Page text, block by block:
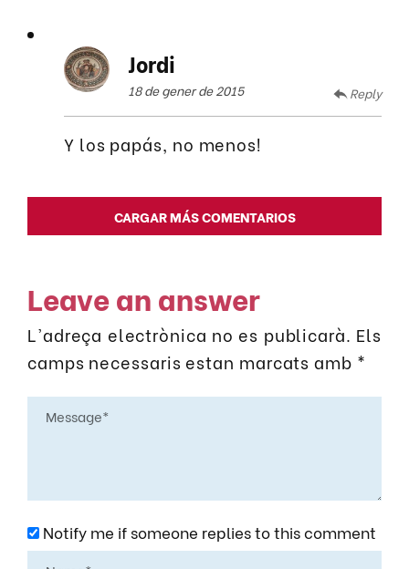
Jordi
18 de gener de 2015 Reply
Y los papás, no menos!
CARGAR MÁS COMENTARIOS
Leave an answer
L'adreça electrònica no es publicarà. Els
camps necessaris estan marcats amb *
Notify me if someone replies to this comment